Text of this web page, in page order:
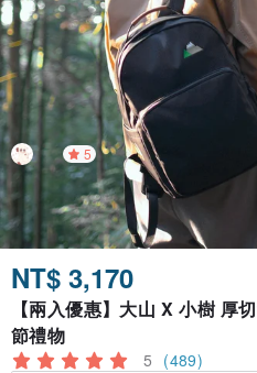
5
NT$ 3,170
【兩入優惠】大山 X 小樹 厚
節禮物
5 (489)